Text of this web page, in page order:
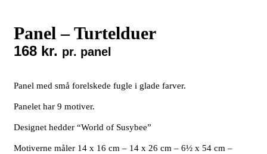
Panel – Turtelduer
168 kr. pr. panel
Panel med små forelskede fugle i glade farver.
Panelet har 9 motiver.
Designet hedder “World of Susybee”
Motiverne måler 14 x 16 cm – 14 x 26 cm – 6½ x 54 cm –